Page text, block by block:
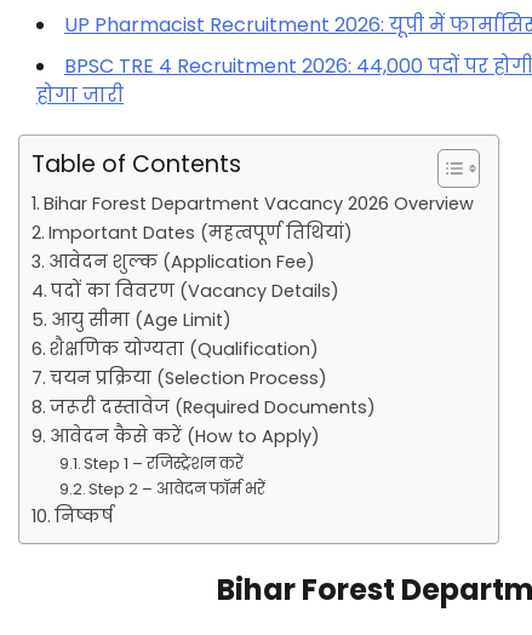
UP Pharmacist Recruitment 2026: यूपी में
BPSC TRE 4 Recruitment 2026: 44,000 पदों पर
होगा जारी
Table of Contents
Bihar Forest Department Vacancy 2026 Overview
Important Dates (महत्वपूर्ण तिथियां)
आवेदन शुल्क (Application Fee)
पदों का विवरण (Vacancy Details)
आयु सीमा (Age Limit)
शैक्षणिक योग्यता (Qualification)
चयन प्रक्रिया (Selection Process)
जरूरी दस्तावेज (Required Documents)
आवेदन कैसे करें (How to Apply)
Step 1 – रजिस्ट्रेशन करें
Step 2 – आवेदन फॉर्म भरें
निष्कर्ष
Bihar Forest